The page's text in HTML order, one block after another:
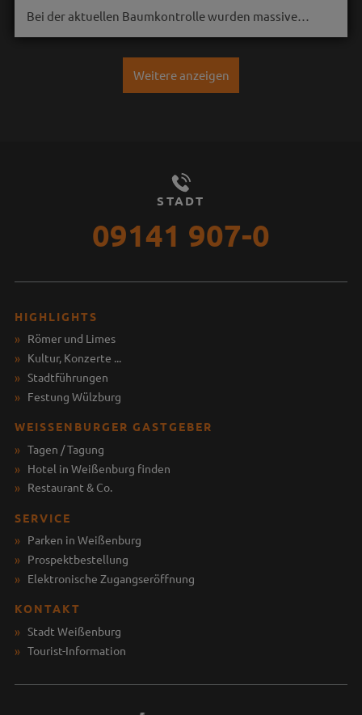
Bei der aktuellen Baumkontrolle wurden massive…
Weitere anzeigen
STADT
09141 907-0
HIGHLIGHTS
Römer und Limes
Kultur, Konzerte ...
Stadtführungen
Festung Wülzburg
WEISSENBURGER GASTGEBER
Tagen / Tagung
Hotel in Weißenburg finden
Restaurant & Co.
SERVICE
Parken in Weißenburg
Prospektbestellung
Elektronische Zugangseröffnung
KONTAKT
Stadt Weißenburg
Tourist-Information